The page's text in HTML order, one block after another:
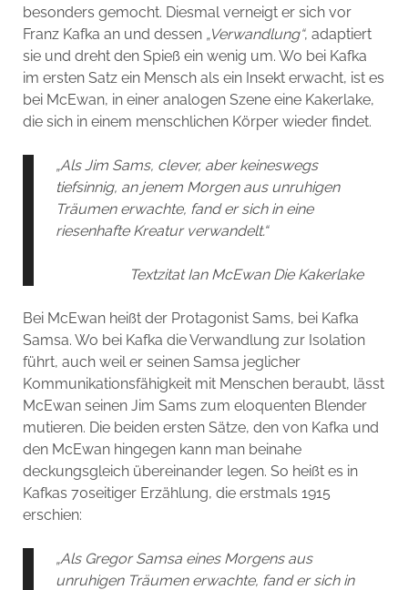
besonders gemocht. Diesmal verneigt er sich vor
Franz Kafka an und dessen „Verwandlung“, adaptiert
sie und dreht den Spieß ein wenig um. Wo bei Kafka
im ersten Satz ein Mensch als ein Insekt erwacht, ist es
bei McEwan, in einer analogen Szene eine Kakerlake,
die sich in einem menschlichen Körper wieder findet.
„Als Jim Sams, clever, aber keineswegs
tiefsinnig, an jenem Morgen aus unruhigen
Träumen erwachte, fand er sich in eine
riesenhafte Kreatur verwandelt.“
Textzitat Ian McEwan Die Kakerlake
Bei McEwan heißt der Protagonist Sams, bei Kafka
Samsa. Wo bei Kafka die Verwandlung zur Isolation
führt, auch weil er seinen Samsa jeglicher
Kommunikationsfähigkeit mit Menschen beraubt, lässt
McEwan seinen Jim Sams zum eloquenten Blender
mutieren. Die beiden ersten Sätze, den von Kafka und
den McEwan hingegen kann man beinahe
deckungsgleich übereinander legen. So heißt es in
Kafkas 70seitiger Erzählung, die erstmals 1915
erschien:
„Als Gregor Samsa eines Morgens aus
unruhigen Träumen erwachte, fand er sich in